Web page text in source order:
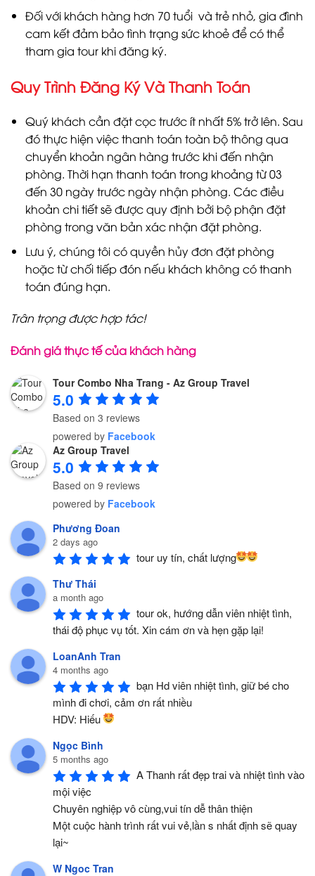
Đối với khách hàng hơn 70 tuổi và trẻ nhỏ, gia đình
cam kết đảm bảo tình trạng sức khoẻ để có thể
tham gia tour khi đăng ký.
Quy Trình Đăng Ký Và Thanh Toán
Quý khách cần đặt cọc trước ít nhất 5% trở lên. Sau
đó thực hiện việc thanh toán toàn bộ thông qua
chuyển khoản ngân hàng trước khi đến nhận
phòng. Thời hạn thanh toán trong khoảng từ 03
đến 30 ngày trước ngày nhận phòng. Các điều
khoản chi tiết sẽ được quy định bởi bộ phận đặt
phòng trong văn bản xác nhận đặt phòng.
Lưu ý, chúng tôi có quyền hủy đơn đặt phòng
hoặc từ chối tiếp đón nếu khách không có thanh
toán đúng hạn.
Trân trọng được hợp tác!
Đánh giá thực tế của khách hàng
Tour Combo Nha Trang - Az Group Travel
5.0
Based on 3 reviews
powered by Facebook
Az Group Travel
5.0
Based on 9 reviews
powered by Facebook
Phương Đoan
2 days ago
tour uy tín, chất lượng
Thư Thái
a month ago
tour ok, hướng dẫn viên nhiệt tình,
thái độ phục vụ tốt. Xin cám ơn và hẹn gặp lại!
LoanAnh Tran
4 months ago
bạn Hd viên nhiệt tình, giữ bé cho
mình đi chơi, cảm ơn rất nhiều
HDV: Hiếu
Ngọc Bình
5 months ago
A Thanh rất đẹp trai và nhiệt tình vào
mội việc
Chuyên nghiệp vô cùng,vui tín dễ thân thiện
Một cuộc hành trình rất vui vẻ,lần s nhất định sẽ quay
lại~
W Ngoc Tran